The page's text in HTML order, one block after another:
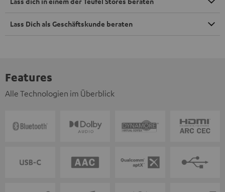
Lass Dich als Geschäftskunde beraten
Features
Alle Technologien im Überblick